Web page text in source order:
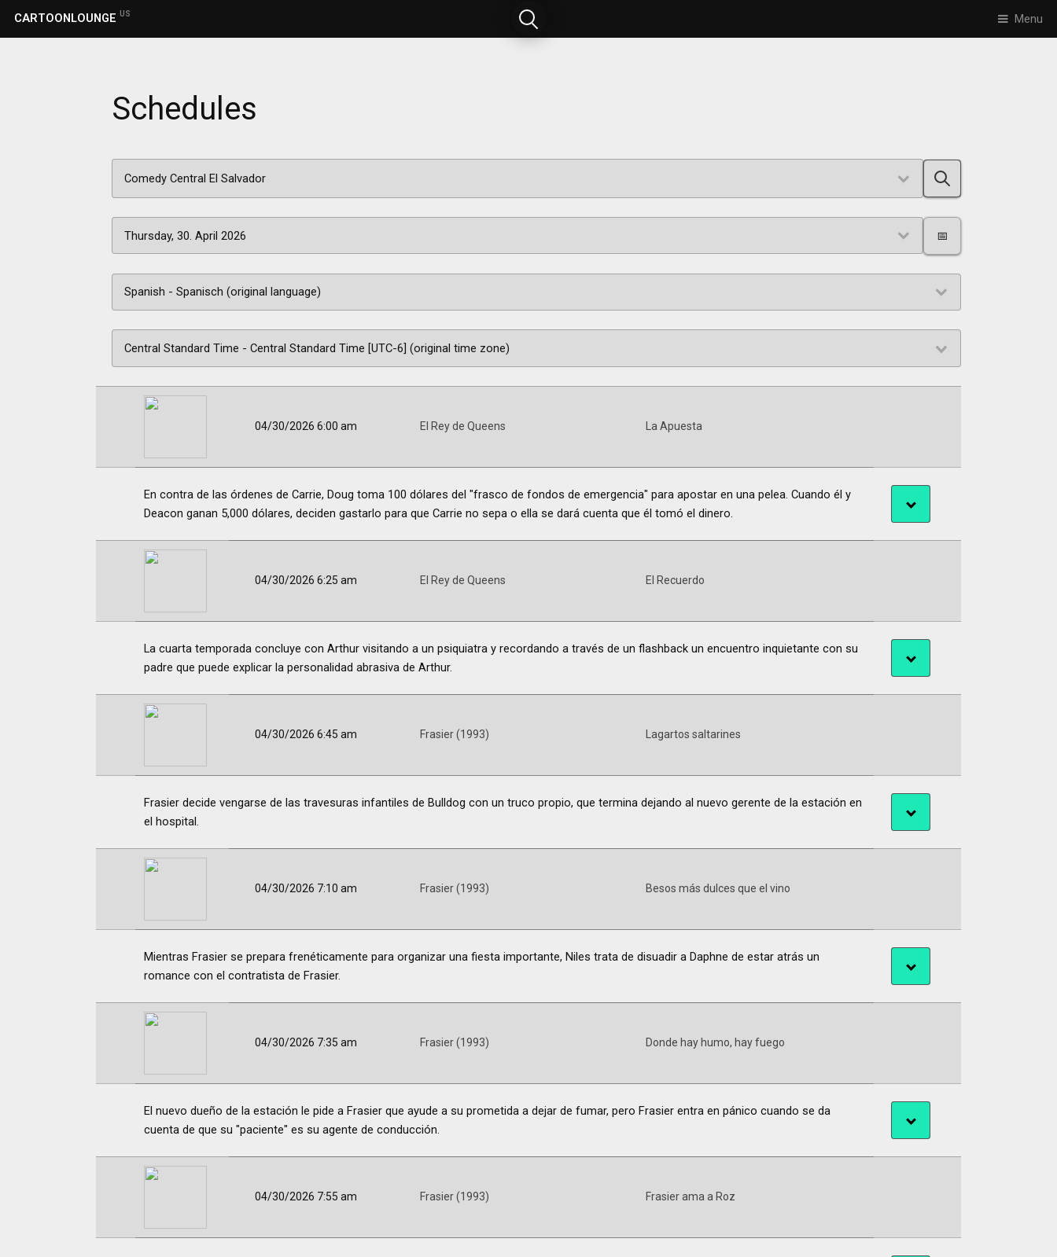
CARTOONLOUNGEUS Menu
Schedules
📅
04/30/2026 6:00 am El Rey de Queens La Apuesta
En contra de las órdenes de Carrie, Doug toma 100 dólares del "frasco de fondos de emergencia" para apostar en una pelea. Cuando él y
Deacon ganan 5,000 dólares, deciden gastarlo para que Carrie no sepa o ella se dará cuenta que él tomó el dinero.
04/30/2026 6:25 am El Rey de Queens El Recuerdo
La cuarta temporada concluye con Arthur visitando a un psiquiatra y recordando a través de un flashback un encuentro inquietante con su
padre que puede explicar la personalidad abrasiva de Arthur.
04/30/2026 6:45 am Frasier (1993) Lagartos saltarines
Frasier decide vengarse de las travesuras infantiles de Bulldog con un truco propio, que termina dejando al nuevo gerente de la estación en
el hospital.
04/30/2026 7:10 am Frasier (1993) Besos más dulces que el vino
Mientras Frasier se prepara frenéticamente para organizar una fiesta importante, Niles trata de disuadir a Daphne de estar atrás un
romance con el contratista de Frasier.
04/30/2026 7:35 am Frasier (1993) Donde hay humo, hay fuego
El nuevo dueño de la estación le pide a Frasier que ayude a su prometida a dejar de fumar, pero Frasier entra en pánico cuando se da
cuenta de que su "paciente" es su agente de conducción.
04/30/2026 7:55 am Frasier (1993) Frasier ama a Roz